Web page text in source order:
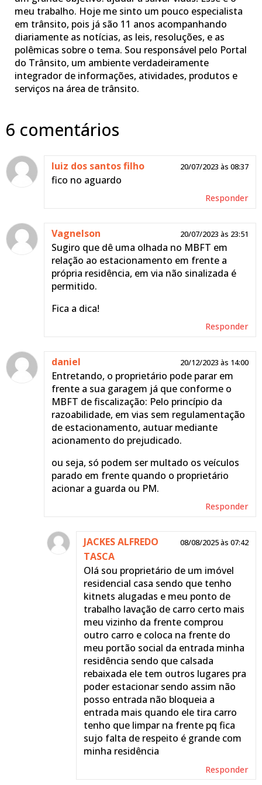
meu trabalho. Hoje me sinto um pouco especialista
em trânsito, pois já são 11 anos acompanhando
diariamente as notícias, as leis, resoluções, e as
polêmicas sobre o tema. Sou responsável pelo Portal
do Trânsito, um ambiente verdadeiramente
integrador de informações, atividades, produtos e
serviços na área de trânsito.
6 comentários
luiz dos santos filho 20/07/2023 às 08:37
fico no aguardo
Responder
Vagnelson 20/07/2023 às 23:51
Sugiro que dê uma olhada no MBFT em
relação ao estacionamento em frente a
própria residência, em via não sinalizada é
permitido.
Fica a dica!
Responder
daniel 20/12/2023 às 14:00
Entretando, o proprietário pode parar em
frente a sua garagem já que conforme o
MBFT de fiscalização: Pelo princípio da
razoabilidade, em vias sem regulamentação
de estacionamento, autuar mediante
acionamento do prejudicado.
ou seja, só podem ser multado os veículos
parado em frente quando o proprietário
acionar a guarda ou PM.
Responder
JACKES ALFREDO
TASCA
08/08/2025 às 07:42
Olá sou proprietário de um imóvel
residencial casa sendo que tenho
kitnets alugadas e meu ponto de
trabalho lavação de carro certo mais
meu vizinho da frente comprou
outro carro e coloca na frente do
meu portão social da entrada minha
residência sendo que calsada
rebaixada ele tem outros lugares pra
poder estacionar sendo assim não
posso entrada não bloqueia a
entrada mais quando ele tira carro
tenho que limpar na frente pq fica
sujo falta de respeito é grande com
minha residência
Responder